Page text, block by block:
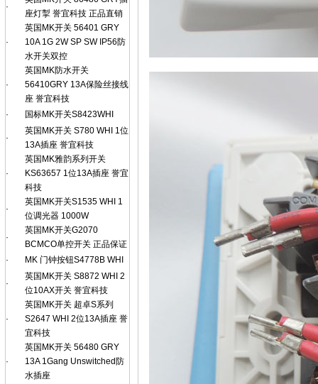
·
座灯掣 誉宜科技 正品直销
·
英国MK开关 56401 GRY
10A 1G 2W SP SW IP56防
水开关双控
·
英国MK防水开关
56410GRY 13A保险丝接线
座 誉宜科技
·
国标MK开关S8423WHI
·
英国MK开关 S780 WHI 1位
13A插座 誉宜科技
·
英国MK雅韵系列开关
KS63657 1位13A插座 誉宜
科技
·
英国MK开关S1535 WHI 1
位调光器 1000W
·
英国MK开关G2070
BCMCO单控开关 正品保证
·
MK 门钟按钮S4778B WHI
·
英国MK开关 S8872 WHI 2
位10AX开关 誉宜科技
·
英国MK开关 超卓S系列
S2647 WHI 2位13A插座 誉
宜科技
·
英国MK开关 56480 GRY
13A 1Gang Unswitched防
水插座